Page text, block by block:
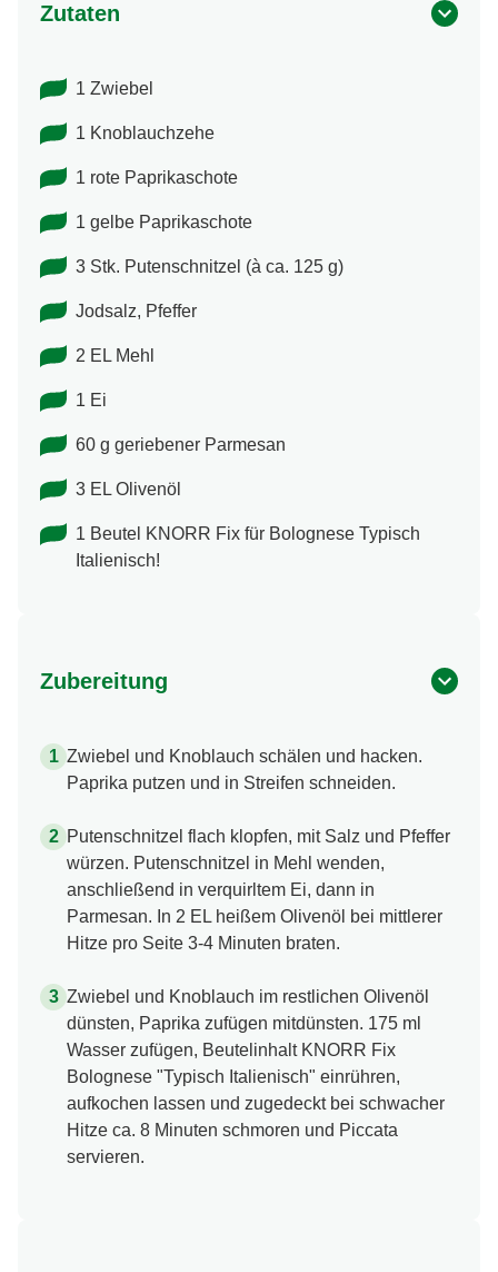
Zutaten
1 Zwiebel
1 Knoblauchzehe
1 rote Paprikaschote
1 gelbe Paprikaschote
3 Stk. Putenschnitzel (à ca. 125 g)
Jodsalz, Pfeffer
2 EL Mehl
1 Ei
60 g geriebener Parmesan
3 EL Olivenöl
1 Beutel KNORR Fix für Bolognese Typisch
Italienisch!
Zubereitung
Zwiebel und Knoblauch schälen und hacken.
Paprika putzen und in Streifen schneiden.
Putenschnitzel flach klopfen, mit Salz und Pfeffer
würzen. Putenschnitzel in Mehl wenden,
anschließend in verquirltem Ei, dann in
Parmesan. In 2 EL heißem Olivenöl bei mittlerer
Hitze pro Seite 3-4 Minuten braten.
Zwiebel und Knoblauch im restlichen Olivenöl
dünsten, Paprika zufügen mitdünsten. 175 ml
Wasser zufügen, Beutelinhalt KNORR Fix
Bolognese "Typisch Italienisch" einrühren,
aufkochen lassen und zugedeckt bei schwacher
Hitze ca. 8 Minuten schmoren und Piccata
servieren.